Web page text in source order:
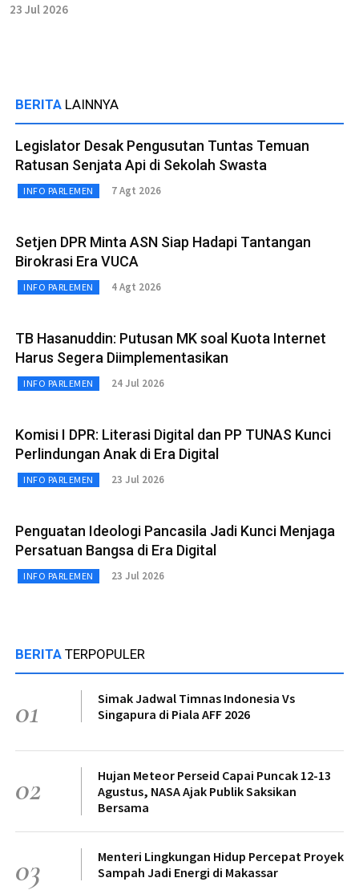
23 Jul 2026
BERITA LAINNYA
Legislator Desak Pengusutan Tuntas Temuan
Ratusan Senjata Api di Sekolah Swasta
INFO PARLEMEN 7 Agt 2026
Setjen DPR Minta ASN Siap Hadapi Tantangan
Birokrasi Era VUCA
INFO PARLEMEN 4 Agt 2026
TB Hasanuddin: Putusan MK soal Kuota Internet
Harus Segera Diimplementasikan
INFO PARLEMEN 24 Jul 2026
Komisi I DPR: Literasi Digital dan PP TUNAS Kunci
Perlindungan Anak di Era Digital
INFO PARLEMEN 23 Jul 2026
Penguatan Ideologi Pancasila Jadi Kunci Menjaga
Persatuan Bangsa di Era Digital
INFO PARLEMEN 23 Jul 2026
BERITA TERPOPULER
01
Simak Jadwal Timnas Indonesia Vs
Singapura di Piala AFF 2026
02
Hujan Meteor Perseid Capai Puncak 12-13
Agustus, NASA Ajak Publik Saksikan
Bersama
03
Menteri Lingkungan Hidup Percepat Proyek
Sampah Jadi Energi di Makassar